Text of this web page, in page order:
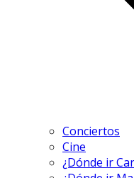
Conciertos
Cine
¿Dónde ir